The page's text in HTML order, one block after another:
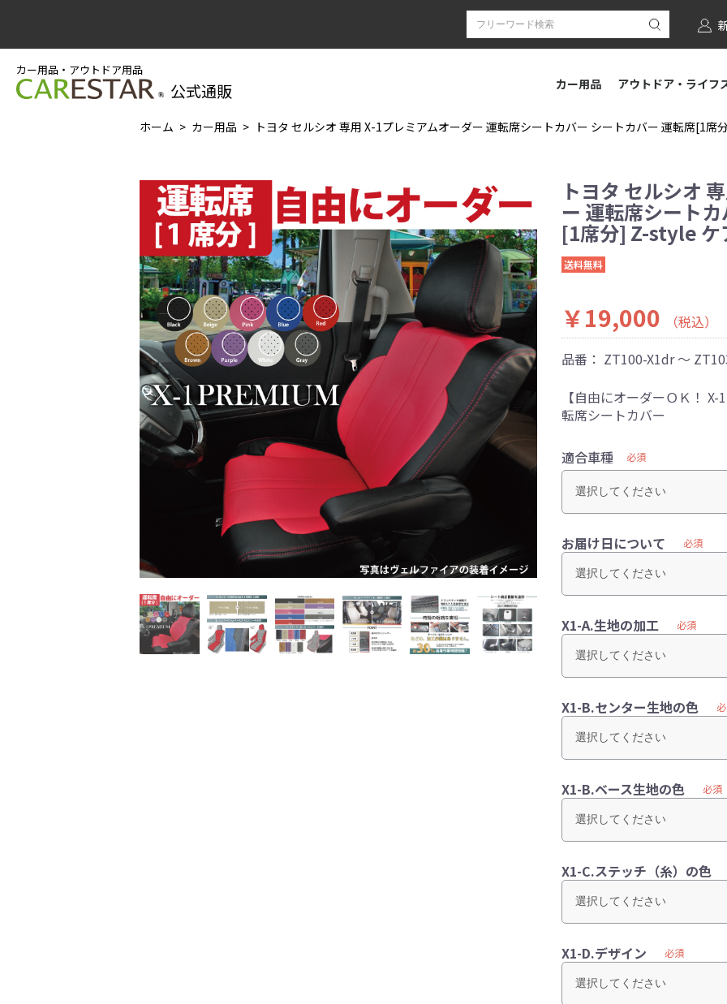
カー用品・アウトドア用品
公式通販 カー用品 アウトドア・ライフ
ホーム カー用品 トヨタ セルシオ 専用 X-1プレミアムオーダー 運転席シートカバー シートカバー 運転席[1席
トヨタ セルシオ
ー 運転席シート
[1席分] Z-style ケ
送料無料
￥19,000
（税込）
品番： ZT100-X1dr ～
【自由にオーダーＯＫ！
転席シートカバー
適合車種 必須
お届け日について 必須
X1-A.生地の加工 必須
X1-B.センター生地の色
X1-B.ベース生地の色 必須
X1-C.ステッチ（糸）の色
X1-D.デザイン 必須